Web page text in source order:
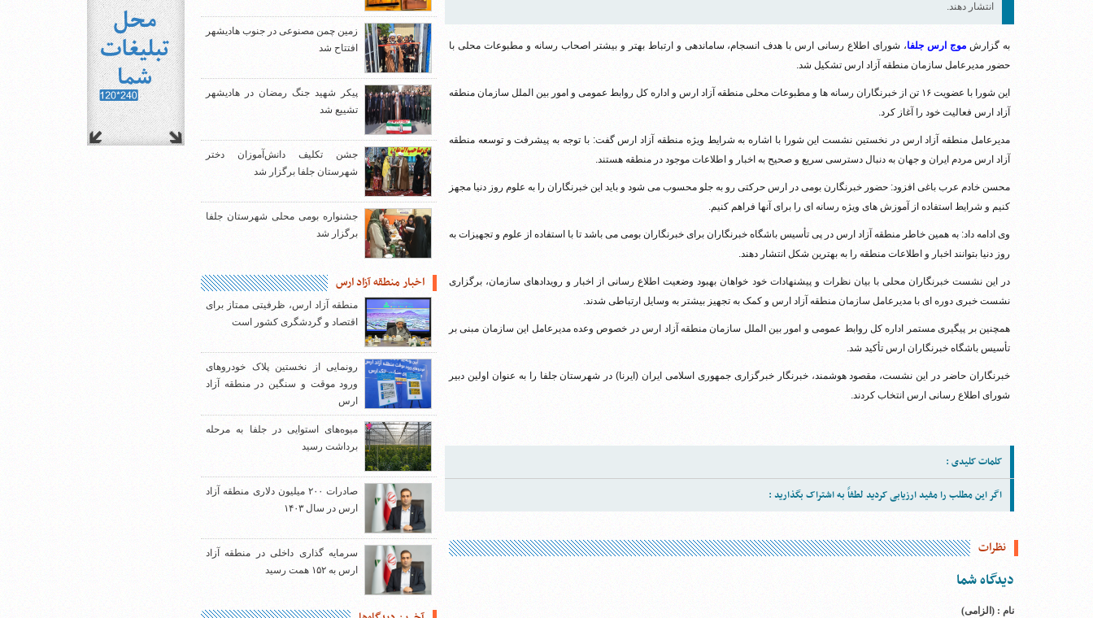
انتشار دهند.
به گزارش موج ارس جلفا، شورای اطلاع رسانی ارس با هدف انسجام، ساماندهی و ارتباط بهتر و بیشتر اصحاب رسانه و مطبوعات محلی با
حضور مدیرعامل سازمان منطقه آزاد ارس تشکیل شد.
این شورا با عضویت ۱۶ تن از خبرنگاران رسانه ها و مطبوعات محلی منطقه آزاد ارس و اداره کل روابط عمومی و امور بین الملل سازمان منطقه
آزاد ارس فعالیت خود را آغاز کرد.
مدیرعامل منطقه آزاد ارس در نخستین نشست این شورا با اشاره به شرایط ویژه منطقه آزاد ارس گفت: با توجه به پیشرفت و توسعه منطقه
آزاد ارس مردم ایران و جهان به دنبال دسترسی سریع و صحیح به اخبار و اطلاعات موجود در منطقه هستند.
محسن خادم عرب باغی افزود: حضور خبرنگارن بومی در ارس حرکتی رو به جلو محسوب می شود و باید این خبرنگاران را به علوم روز دنیا مجهز
کنیم و شرایط استفاده از آموزش های ویژه رسانه ای را برای آنها فراهم کنیم.
وی ادامه داد: به همین خاطر منطقه آزاد ارس در پی تأسیس باشگاه خبرنگاران برای خبرنگاران بومی می باشد تا با استفاده از علوم و تجهیزات به
روز دنیا بتوانند اخبار و اطلاعات منطقه را به بهترین شکل انتشار دهند.
در این نشست خبرنگاران محلی با بیان نظرات و پیشنهادات خود خواهان بهبود وضعیت اطلاع رسانی از اخبار و رویدادهای سازمان، برگزاری
نشست خبری دوره ای با مدیرعامل سازمان منطقه آزاد ارس و کمک به تجهیز بیشتر به وسایل ارتباطی شدند.
همچنین بر پیگیری مستمر اداره کل روابط عمومی و امور بین الملل سازمان منطقه آزاد ارس در خصوص وعده مدیرعامل این سازمان مبنی بر
تأسیس باشگاه خبرنگاران ارس تأکید شد.
خبرنگاران حاضر در این نشست، مقصود هوشمند، خبرنگار خبرگزاری جمهوری اسلامی ایران (ایرنا) در شهرستان جلفا را به عنوان اولین دبیر
شورای اطلاع رسانی ارس انتخاب کردند.
کلمات کلیدی :
اگر این مطلب را مفید ارزیابی کردید لطفاً به اشتراک بگذارید :
نظرات
دیدگاه شما
نام : (الزامی)
زمین چمن مصنوعی در جنوب هادیشهر
افتتاح شد
پیکر شهید جنگ رمضان در هادیشهر
تشییع شد
جشن تکلیف دانش‌آموزان دختر
شهرستان جلفا برگزار شد
جشنواره بومی محلی شهرستان جلفا
برگزار شد
اخبار منطقه آزاد ارس
منطقه آزاد ارس، ظرفیتی ممتاز برای
اقتصاد و گردشگری کشور است
رونمایی از نخستین پلاک خودروهای
ورود موقت و سنگین در منطقه آزاد
ارس
میوه‌های استوایی در جلفا به مرحله
برداشت رسید
صادرات ۲۰۰ میلیون دلاری منطقه آزاد
ارس در سال ۱۴۰۳
سرمایه گذاری داخلی در منطقه آزاد
ارس به ۱۵۲ همت رسید